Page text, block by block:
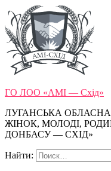
ГО ЛОО «АМІ — Схід»
ЛУГАНСЬКА ОБЛАСНА
ЖІНОК, МОЛОДІ,
ДОНБАСУ — СХІД»
Найти: